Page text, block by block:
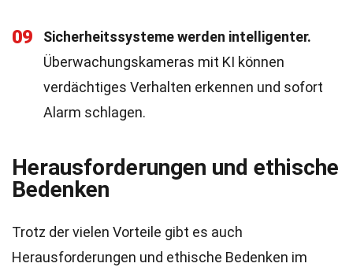
09
Sicherheitssysteme werden intelligenter.
Überwachungskameras mit KI können
verdächtiges Verhalten erkennen und sofort
Alarm schlagen.
Herausforderungen und ethische
Bedenken
Trotz der vielen Vorteile gibt es auch
Herausforderungen und ethische Bedenken im